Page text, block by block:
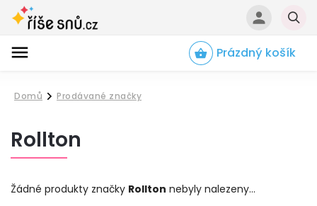
Prázdný košík
Domů
/
Prodávané značky
Rollton
Žádné produkty značky Rollton nebyly nalezeny...